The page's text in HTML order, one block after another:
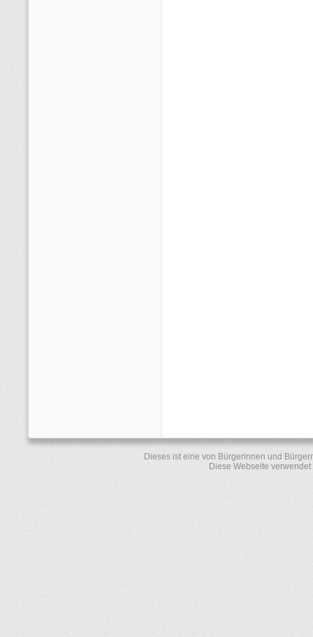
Dieses ist eine von Bürgerinnen und
Diese Webseite